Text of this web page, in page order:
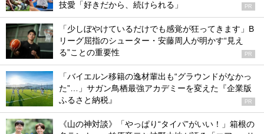
技愛「好きだから、続けられる」
PR
「少しぼやけているだけでも感覚が狂ってきます」B
リーグ屈指のシューター・安藤周人が明かす“見え
る”ことの重要性
PR
「バイエルン移籍の逸材輩出も“グラウンドがなかっ
た”…」サガン鳥栖最強アカデミーを変えた『企業版
ふるさと納税』
PR
《山の神対談》「やっぱり“タイパ”がいい！」箱根の